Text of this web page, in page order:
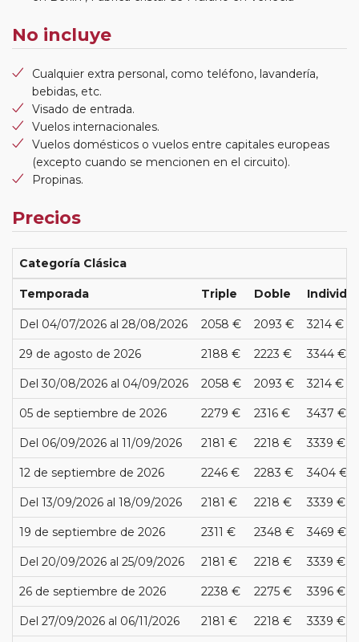
No incluye
Cualquier extra personal, como teléfono, lavandería,
bebidas, etc.
Visado de entrada.
Vuelos internacionales.
Vuelos domésticos o vuelos entre capitales europeas
(excepto cuando se mencionen en el circuito).
Propinas.
Precios
Categoría Clásica
Temporada Triple Doble
Del 04/07/2026 al 28/08/2026 2058 € 2093 € 3214 €
29 de agosto de 2026 2188 € 2223 € 3344 €
Del 30/08/2026 al 04/09/2026 2058 € 2093 € 3214 €
05 de septiembre de 2026 2279 € 2316 € 3437 €
Del 06/09/2026 al 11/09/2026 2181 € 2218 € 3339 €
12 de septiembre de 2026 2246 € 2283 € 3404 €
Del 13/09/2026 al 18/09/2026 2181 € 2218 € 3339 €
19 de septiembre de 2026 2311 € 2348 € 3469 €
Del 20/09/2026 al 25/09/2026 2181 € 2218 € 3339 €
26 de septiembre de 2026 2238 € 2275 € 3396 €
Del 27/09/2026 al 06/11/2026 2181 € 2218 € 3339 €